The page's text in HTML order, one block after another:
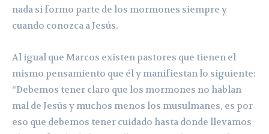
nada si formo parte de los mormones siempre y
cuando conozca a Jesús.
Al igual que Marcos existen pastores que tienen el
mismo pensamiento que él y manifiestan lo siguiente:
“Debemos tener claro que los mormones no hablan
mal de Jesús y muchos menos los musulmanes, es por
eso que debemos tener cuidado hasta donde llevamos